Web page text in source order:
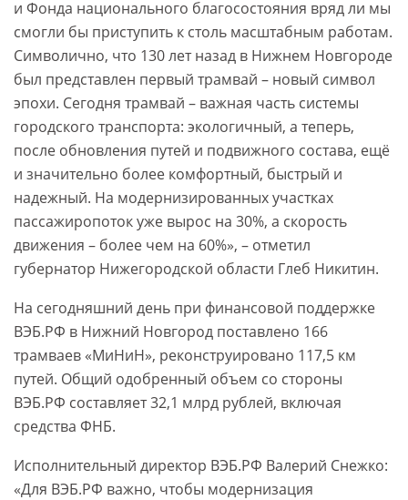
и Фонда национального благосостояния вряд ли мы
смогли бы приступить к столь масштабным работам.
Символично, что 130 лет назад в Нижнем Новгороде
был представлен первый трамвай – новый символ
эпохи. Сегодня трамвай – важная часть системы
городского транспорта: экологичный, а теперь,
после обновления путей и подвижного состава, ещё
и значительно более комфортный, быстрый и
надежный. На модернизированных участках
пассажиропоток уже вырос на 30%, а скорость
движения – более чем на 60%», – отметил
губернатор Нижегородской области Глеб Никитин.
На сегодняшний день при финансовой поддержке
ВЭБ.РФ в Нижний Новгород поставлено 166
трамваев «МиНиН», реконструировано 117,5 км
путей. Общий одобренный объем со стороны
ВЭБ.РФ составляет 32,1 млрд рублей, включая
средства ФНБ.
Исполнительный директор ВЭБ.РФ Валерий Снежко:
«Для ВЭБ.РФ важно, чтобы модернизация